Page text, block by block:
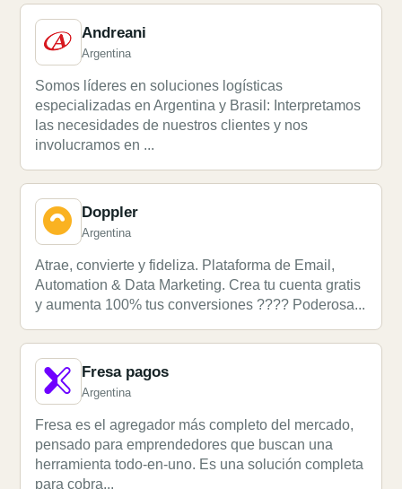
Andreani
Argentina
Somos líderes en soluciones logísticas
especializadas en Argentina y Brasil: Interpretamos
las necesidades de nuestros clientes y nos
involucramos en ...
Doppler
Argentina
Atrae, convierte y fideliza. Plataforma de Email,
Automation & Data Marketing. Crea tu cuenta gratis
y aumenta 100% tus conversiones ???? Poderosa...
Fresa pagos
Argentina
Fresa es el agregador más completo del mercado,
pensado para emprendedores que buscan una
herramienta todo-en-uno. Es una solución completa
para cobra...